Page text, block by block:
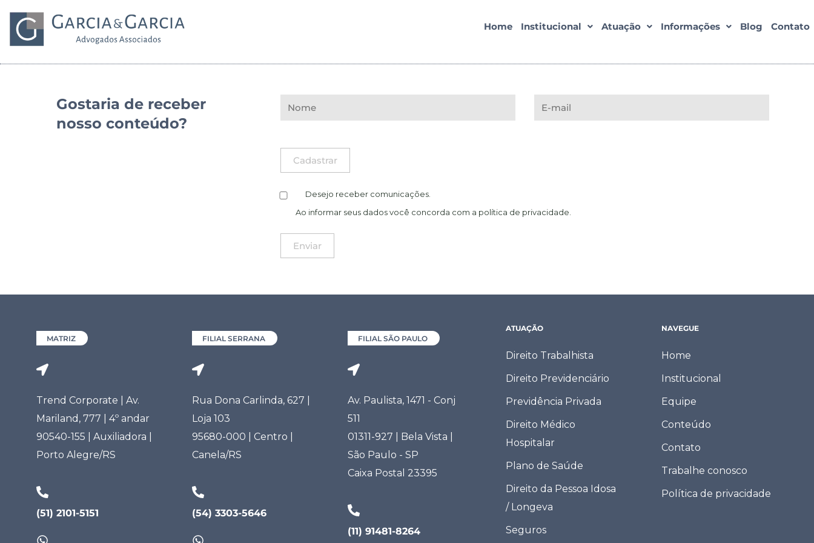
Home Institucional Atuação Informações Blog Contato
Gostaria de receber
nosso conteúdo?
Desejo receber comunicações.
Ao informar seus dados você concorda com a política de privacidade
MATRIZ
Trend Corporate | Av.
Mariland, 777 | 4º andar
90540-155 | Auxiliadora |
Porto Alegre/RS
(51) 2101-5151
FILIAL SERRANA
Rua Dona Carlinda, 627 |
Loja 103
95680-000 | Centro |
Canela/RS
(54) 3303-5646
FILIAL SÃO PAULO
Av. Paulista, 1471 - Conj
511
01311-927 | Bela Vista |
São Paulo - SP
Caixa Postal 23395
(11) 91481-8264
ATUAÇÃO
Direito Trabalhista
Direito Previdenciário
Previdência Privada
Direito Médico
Hospitalar
Plano de Saúde
Direito da Pessoa Idosa
/ Longeva
Seguros
NAVEGUE
Home
Institucional
Equipe
Conteúdo
Contato
Trabalhe conosco
Política de privacidade